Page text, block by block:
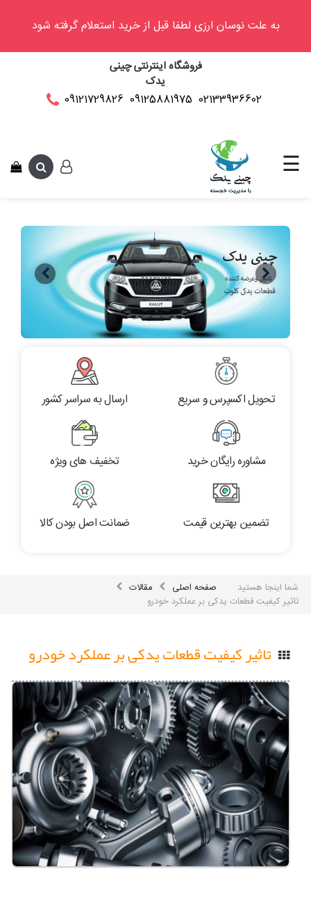
به علت نوسان ارزی لطفا قبل از خرید استعلام گرفته شود
فروشگاه اینترنتی چینی
یدک
02133936602
09125881975
09121729826
وینگل
سی
کاپرا
☰
تحویل اکسپرس و سریع ارسال به سراسر کشور
مشاوره رایگان خرید تخفیف های ویژه
تضمین بهترین قیمت ضمانت اصل بودن کالا
شما اینجا هستید صفحه اصلی
مقالات
تاثیر کیفیت قطعات یدکی بر عملکرد خودرو
تاثیر کیفیت قطعات یدکی بر عملکرد خودرو